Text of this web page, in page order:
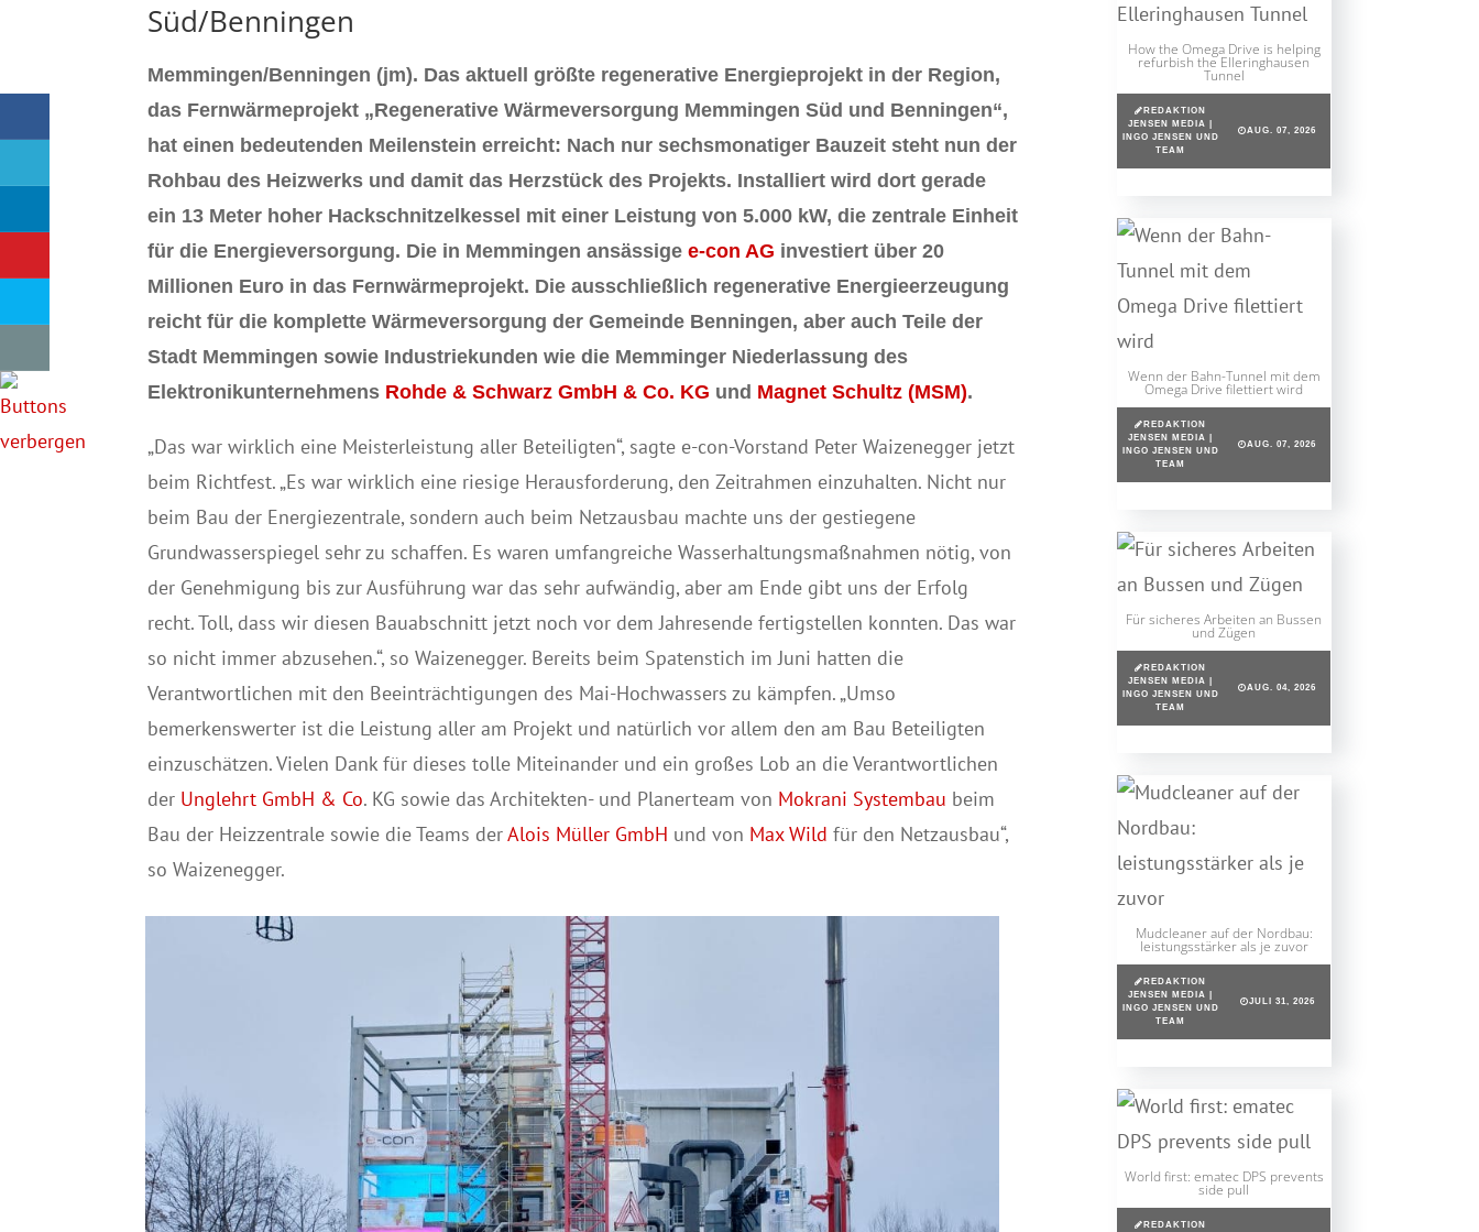
Süd/Benningen
Memmingen/Benningen (jm). Das aktuell größte regenerative Energieprojekt in der Region,
das Fernwärmeprojekt „Regenerative Wärmeversorgung Memmingen Süd und Benningen“,
hat einen bedeutenden Meilenstein erreicht: Nach nur sechsmonatiger Bauzeit steht nun der
Rohbau des Heizwerks und damit das Herzstück des Projekts. Installiert wird dort gerade
ein 13 Meter hoher Hackschnitzelkessel mit einer Leistung von 5.000 kW, die zentrale Einheit
für die Energieversorgung. Die in Memmingen ansässigee-con AG investiert über 20
Millionen Euro in das Fernwärmeprojekt. Die ausschließlich regenerative Energieerzeugung
reicht für die komplette Wärmeversorgung der Gemeinde Benningen, aber auch Teile der
Stadt Memmingen sowie Industriekunden wie die Memminger Niederlassung des
Elektronikunternehmens Rohde & Schwarz GmbH & Co. KG und Magnet Schultz (MSM).
„Das war wirklich eine Meisterleistung aller Beteiligten“, sagte e-con-Vorstand Peter Waizenegger jetzt
beim Richtfest. „Es war wirklich eine riesige Herausforderung, den Zeitrahmen einzuhalten. Nicht nur
beim Bau der Energiezentrale, sondern auch beim Netzausbau machte uns der gestiegene
Grundwasserspiegel sehr zu schaffen. Es waren umfangreiche Wasserhaltungsmaßnahmen nötig, von
der Genehmigung bis zur Ausführung war das sehr aufwändig, aber am Ende gibt uns der Erfolg
recht. Toll, dass wir diesen Bauabschnitt jetzt noch vor dem Jahresende fertigstellen konnten. Das war
so nicht immer abzusehen.“, so Waizenegger. Bereits beim Spatenstich im Juni hatten die
Verantwortlichen mit den Beeinträchtigungen des Mai-Hochwassers zu kämpfen. „Umso
bemerkenswerter ist die Leistung aller am Projekt und natürlich vor allem den am Bau Beteiligten
einzuschätzen. Vielen Dank für dieses tolle Miteinander und ein großes Lob an die Verantwortlichen
der Unglehrt GmbH & Co. KG sowie das Architekten- und Planerteam von Mokrani Systembau beim
Bau der Heizzentrale sowie die Teams derAlois Müller GmbH und von Max Wild für den Netzausbau“,
so Waizenegger.
How the Omega Drive is helping
refurbish the Elleringhausen
Tunnel
REDAKTION
JENSEN MEDIA |
INGO JENSEN UND
TEAM
AUG. 07, 2026
Wenn der Bahn-Tunnel mit dem
Omega Drive filettiert wird
REDAKTION
JENSEN MEDIA |
INGO JENSEN UND
TEAM
AUG. 07, 2026
Für sicheres Arbeiten an Bussen
und Zügen
REDAKTION
JENSEN MEDIA |
INGO JENSEN UND
TEAM
AUG. 04, 2026
Mudcleaner auf der Nordbau:
leistungsstärker als je zuvor
REDAKTION
JENSEN MEDIA |
INGO JENSEN UND
TEAM
JULI 31, 2026
World first: ematec DPS prevents
side pull
REDAKTION